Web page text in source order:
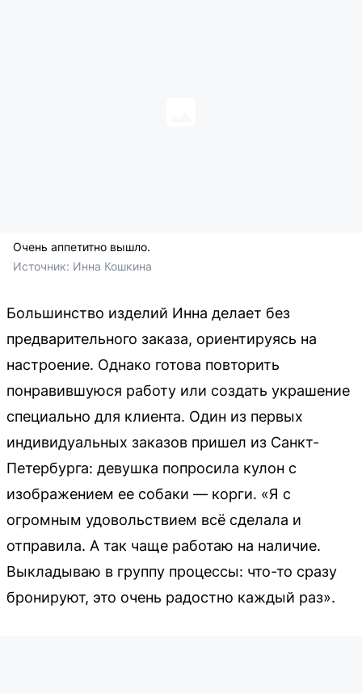
Очень аппетитно вышло.
Источник: Инна Кошкина
Большинство изделий Инна делает без
предварительного заказа, ориентируясь на
настроение. Однако готова повторить
понравившуюся работу или создать украшение
специально для клиента. Один из первых
индивидуальных заказов пришел из Санкт-
Петербурга: девушка попросила кулон с
изображением ее собаки — корги. «Я с
огромным удовольствием всё сделала и
отправила. А так чаще работаю на наличие.
Выкладываю в группу процессы: что-то сразу
бронируют, это очень радостно каждый раз».